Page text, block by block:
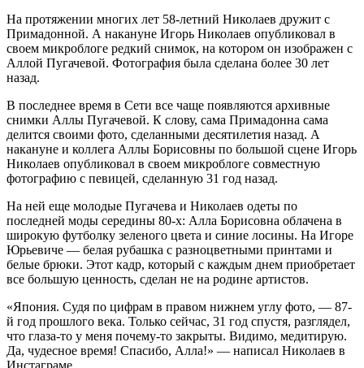
На протяжении многих лет 58-летний Николаев дружит с
Примадонной. А накануне Игорь Николаев опубликовал в
своем микроблоге редкий снимок, на котором он изображен с
Аллой Пугачевой. Фотография была сделана более 30 лет
назад.
В последнее время в Сети все чаще появляются архивные
снимки Аллы Пугачевой. К слову, сама Примадонна сама
делится своими фото, сделанными десятилетия назад. А
накануне и коллега Аллы Борисовны по большой сцене Игорь
Николаев опубликовал в своем микроблоге совместную
фотографию с певицей, сделанную 31 год назад.
На ней еще молодые Пугачева и Николаев одеты по
последней моды середины 80-х: Алла Борисовна облачена в
широкую футболку зеленого цвета и синие лосины. На Игоре
Юрьевиче — белая рубашка с разноцветными принтами и
белые брюки. Этот кадр, который с каждым днем приобретает
все большую ценность, сделан не на родине артистов.
«Япония. Судя по цифрам в правом нижнем углу фото, — 87-
й год прошлого века. Только сейчас, 31 год спустя, разглядел,
что глаза-то у меня почему-то закрыты. Видимо, медитирую.
Да, чудесное время! Спасибо, Алла!» — написал Николаев в